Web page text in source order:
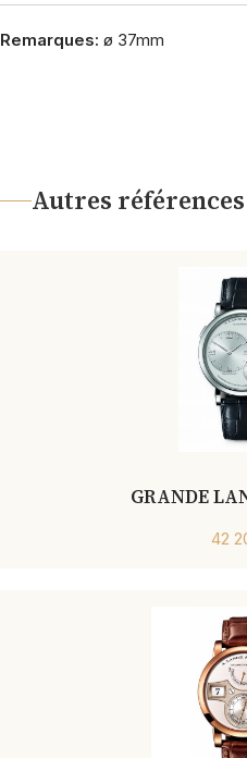
Remarques: ø 37mm
Autres
GRANDE
42